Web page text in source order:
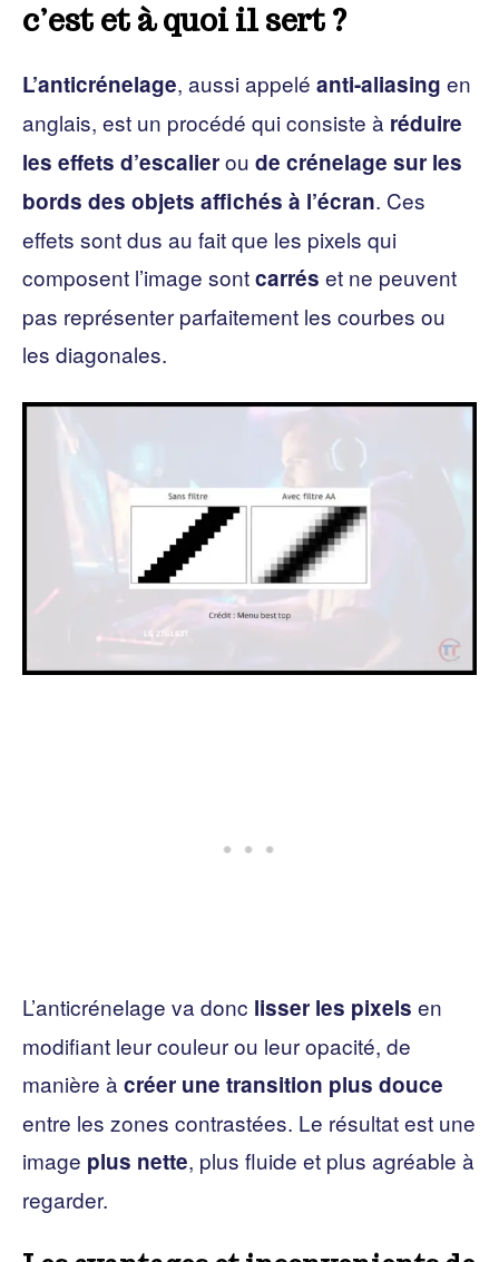
c’est et à quoi il sert ?
L’anticrénelage, aussi appelé anti-aliasing en
anglais, est un procédé qui consiste à réduire
les effets d’escalierou de crénelage sur les
bords des objets affichés à l’écran. Ces
effets sont dus au fait que les pixels qui
composent l’image sontcarrés et ne peuvent
pas représenter parfaitement les courbes ou
les diagonales.
L’anticrénelage va donc lisser les pixels en
modifiant leur couleur ou leur opacité, de
manière à créer une transition plus douce
entre les zones contrastées. Le résultat est une
image plus nette, plus fluide et plus agréable à
regarder.